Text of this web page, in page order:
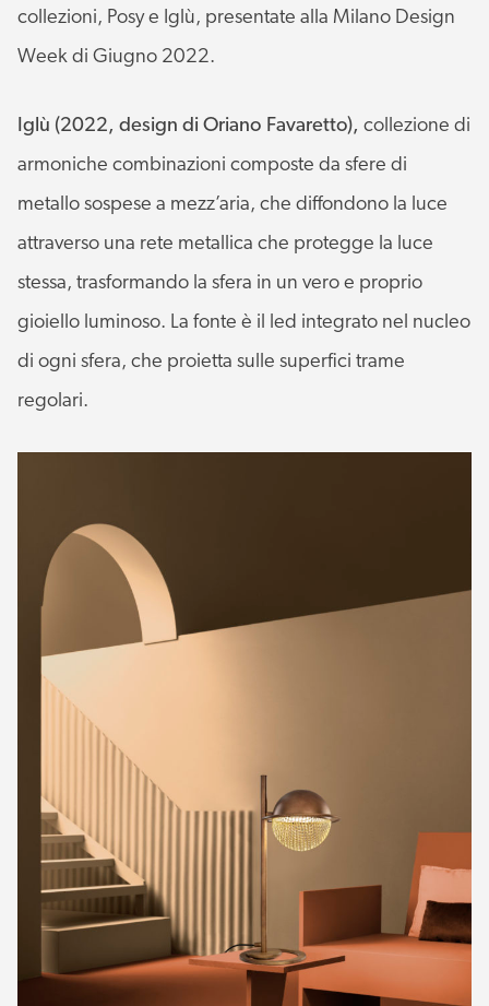
collezioni, Posy e Iglù, presentate alla Milano Design
Week di Giugno 2022.
Iglù (2022, design di Oriano Favaretto), collezione di
armoniche combinazioni composte da sfere di
metallo sospese a mezz’aria, che diffondono la luce
attraverso una rete metallica che protegge la luce
stessa, trasformando la sfera in un vero e proprio
gioiello luminoso. La fonte è il led integrato nel nucleo
di ogni sfera, che proietta sulle superfici trame
regolari.